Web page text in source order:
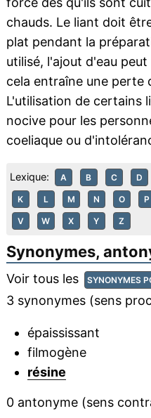
chauds. Le liant doit
plat pendant la
utilisé, l'ajout d'eau
cela entraîne une perte
L'utilisation de certains
nocive pour les
coeliaque ou
Lexique: A B C D
K L M N O P
V W X Y Z
Synonymes,
Voir tous les SYNONYMES
3 synonymes (sens
épaississant
filmogène
résine
0 antonyme (sens